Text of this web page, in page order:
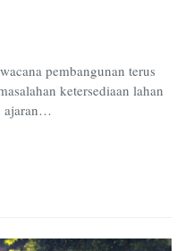
pembangunan terus
ketersediaan lahan
ajaran…